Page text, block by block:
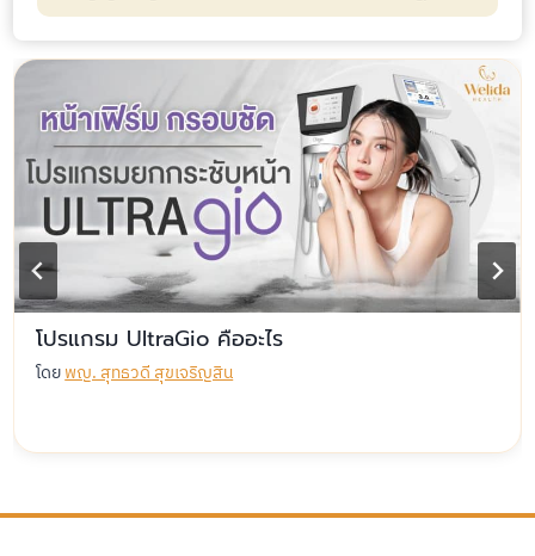
โปรแกรม UltraGio คืออะไร
โดยพญ. สุทธวดี สุขเจริญสิน